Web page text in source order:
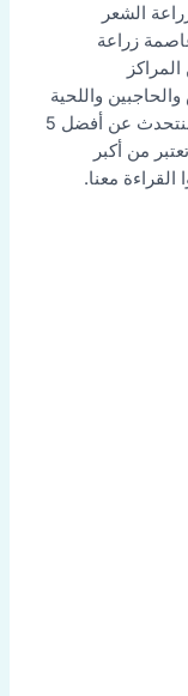
الشعر
زراعة
واللحية
وحتى الرموش، ومن خلال مقالتنا لليوم سنتحدث عن أفضل 5
من أكبر
القراءة معنا.